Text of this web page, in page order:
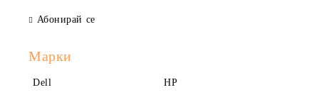
Абонирай се
Марки
Dell HP